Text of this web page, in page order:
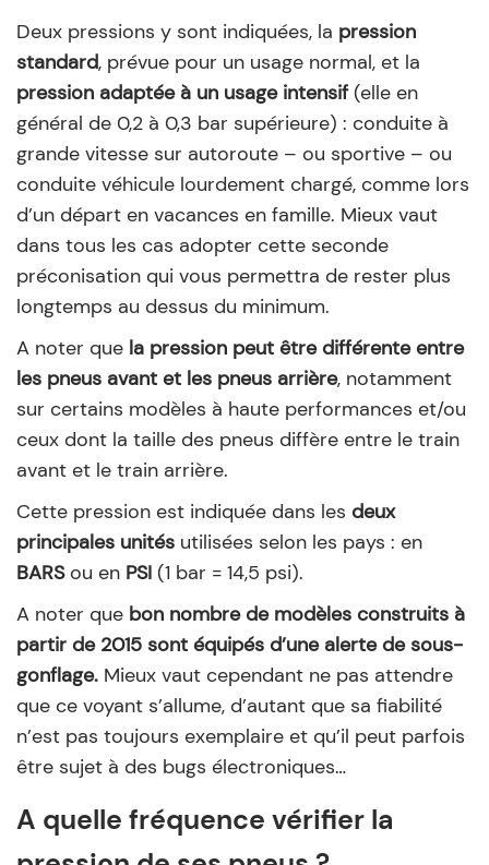
Deux pressions y sont indiquées, la pression
standard, prévue pour un usage normal, et la
pression adaptée à un usage intensif(elle en
général de 0,2 à 0,3 bar supérieure) : conduite à
grande vitesse sur autoroute – ou sportive – ou
conduite véhicule lourdement chargé, comme lors
d’un départ en vacances en famille. Mieux vaut
dans tous les cas adopter cette seconde
préconisation qui vous permettra de rester plus
longtemps au dessus du minimum.
A noter que la pression peut être différente entre
les pneus avant et les pneus arrière, notamment
sur certains modèles à haute performances et/ou
ceux dont la taille des pneus diffère entre le train
avant et le train arrière.
Cette pression est indiquée dans les deux
principales unités utilisées selon les pays : en
BARSou en PSI (1 bar = 14,5 psi).
A noter que bon nombre de modèles construits à
partir de 2015 sont équipés d’une alerte de sous-
gonflage. Mieux vaut cependant ne pas attendre
que ce voyant s’allume, d’autant que sa fiabilité
n’est pas toujours exemplaire et qu’il peut parfois
être sujet à des bugs électroniques…
A quelle fréquence vérifier la